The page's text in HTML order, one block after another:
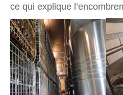
ce qui explique